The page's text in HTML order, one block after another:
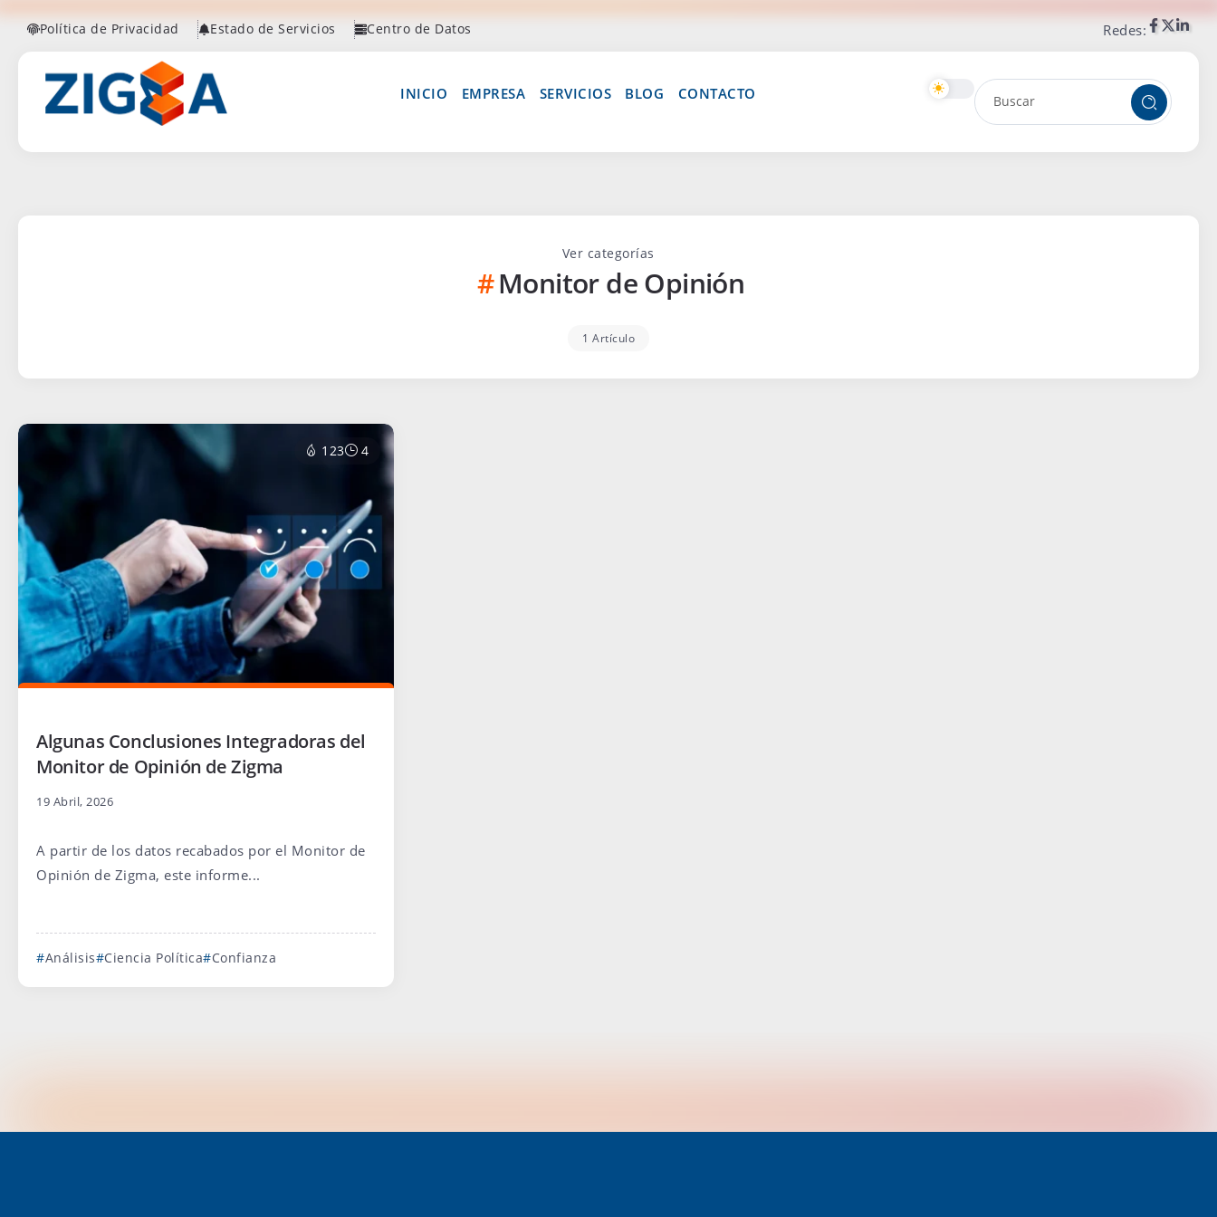
Política de Privacidad Estado de Servicios Centro de Datos Redes:
INICIO EMPRESA SERVICIOS BLOG CONTACTO
Ver categorías
Monitor de Opinión
1 Artículo
123 4
Algunas Conclusiones Integradoras del
Monitor de Opinión de Zigma
19 Abril, 2026
A partir de los datos recabados por el Monitor de
Opinión de Zigma, este informe...
Análisis Ciencia Política Confianza